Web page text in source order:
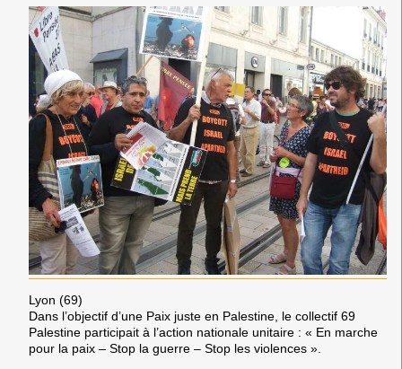
Lyon (69)
Dans l’objectif d’une Paix juste en Palestine, le collectif 69
Palestine participait à l’action nationale unitaire : « En marche
pour la paix – Stop la guerre – Stop les violences ».